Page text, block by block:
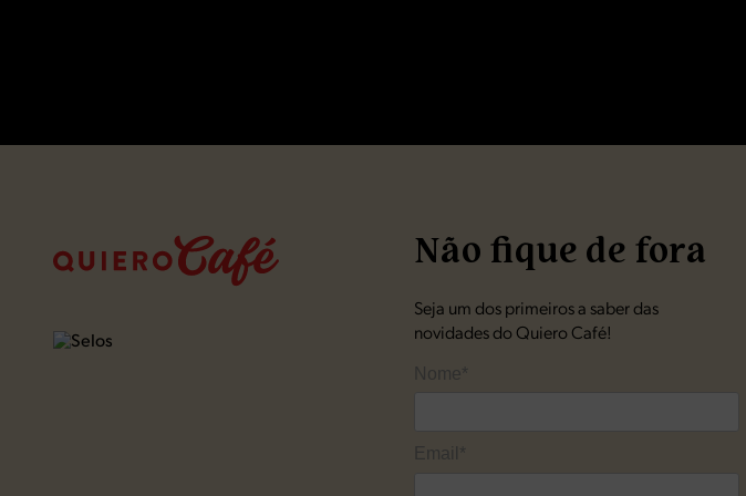
Não fique de fora
Seja um dos primeiros a saber das
novidades do Quiero Café!
Nome*
Email*